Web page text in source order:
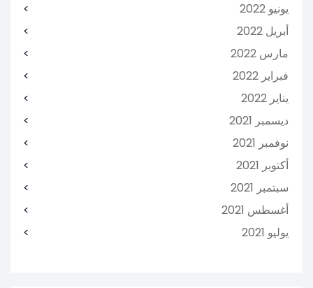
يونيو 2022
أبريل 2022
مارس 2022
فبراير 2022
يناير 2022
ديسمبر 2021
نوفمبر 2021
أكتوبر 2021
سبتمبر 2021
أغسطس 2021
يوليو 2021